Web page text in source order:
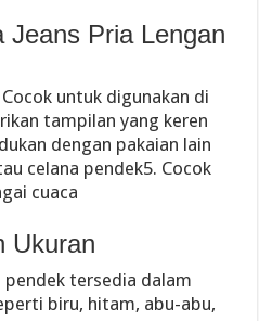
Jeans Pria Lengan
untuk digunakan di
tampilan yang keren
dengan pakaian lain
celana pendek5. Cocok
cuaca
Ukuran
pendek tersedia dalam
biru, hitam, abu-abu,